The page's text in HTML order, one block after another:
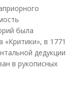
была
в 1771
дедукции
в рукописных